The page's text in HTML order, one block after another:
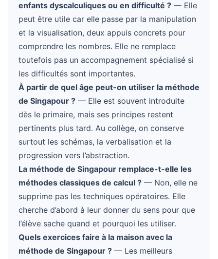
enfants dyscalculiques ou en difficulté ? — Elle
peut être utile car elle passe par la manipulation
et la visualisation, deux appuis concrets pour
comprendre les nombres. Elle ne remplace
toutefois pas un accompagnement spécialisé si
les difficultés sont importantes.
À partir de quel âge peut-on utiliser la méthode
de Singapour ? — Elle est souvent introduite
dès le primaire, mais ses principes restent
pertinents plus tard. Au collège, on conserve
surtout les schémas, la verbalisation et la
progression vers l’abstraction.
La méthode de Singapour remplace-t-elle les
méthodes classiques de calcul ? — Non, elle ne
supprime pas les techniques opératoires. Elle
cherche d’abord à leur donner du sens pour que
l’élève sache quand et pourquoi les utiliser.
Quels exercices faire à la maison avec la
méthode de Singapour ? — Les meilleurs